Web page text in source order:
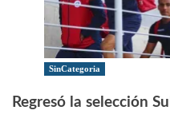
que
lo
más
lógico
apegarse
SinCategoria
Regresó la selección